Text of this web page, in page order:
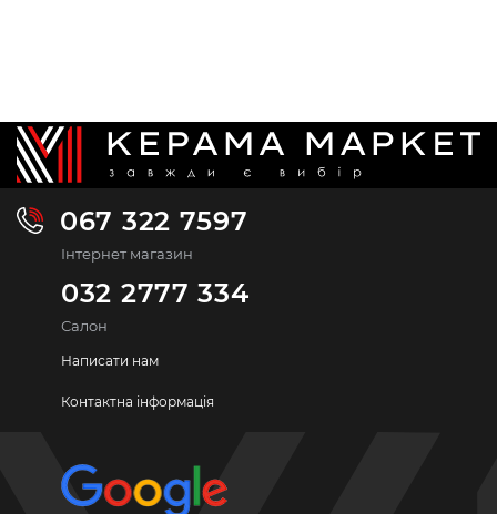
067 322 7597
Інтернет магазин
032 2777 334
Салон
Написати нам
Контактна інформація